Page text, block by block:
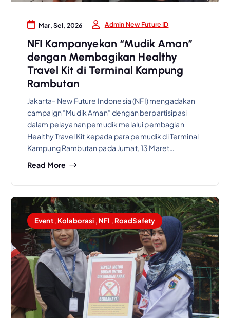
Mar, Sel, 2026 Admin New Future ID
NFI Kampanyekan “Mudik Aman”
dengan Membagikan Healthy
Travel Kit di Terminal Kampung
Rambutan
Jakarta– New Future Indonesia (NFI) mengadakan
campaign “Mudik Aman” dengan berpartisipasi
dalam pelayanan pemudik melalui pembagian
Healthy Travel Kit kepada para pemudik di Terminal
Kampung Rambutan pada Jumat, 13 Maret…
Read More
Event, Kolaborasi , NFI , RoadSafety